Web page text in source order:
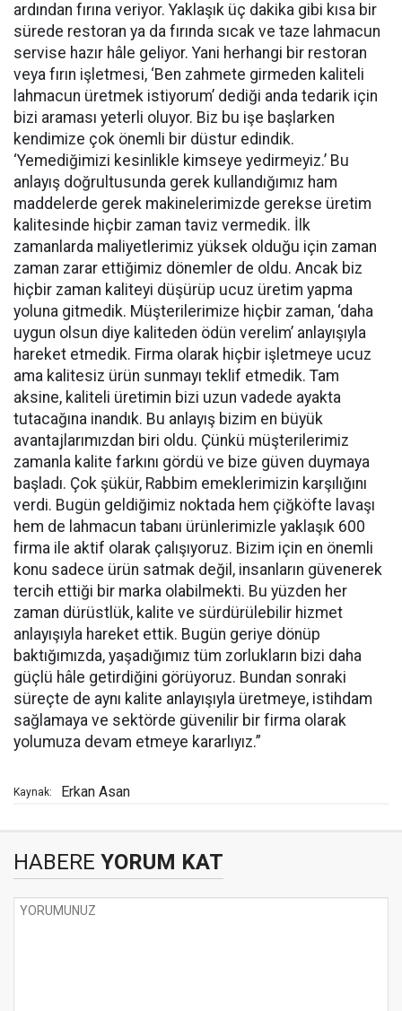
ardından fırına veriyor. Yaklaşık üç dakika gibi kısa bir
sürede restoran ya da fırında sıcak ve taze lahmacun
servise hazır hâle geliyor. Yani herhangi bir restoran
veya fırın işletmesi, ‘Ben zahmete girmeden kaliteli
lahmacun üretmek istiyorum’ dediği anda tedarik için
bizi araması yeterli oluyor. Biz bu işe başlarken
kendimize çok önemli bir düstur edindik.
‘Yemediğimizi kesinlikle kimseye yedirmeyiz.’ Bu
anlayış doğrultusunda gerek kullandığımız ham
maddelerde gerek makinelerimizde gerekse üretim
kalitesinde hiçbir zaman taviz vermedik. İlk
zamanlarda maliyetlerimiz yüksek olduğu için zaman
zaman zarar ettiğimiz dönemler de oldu. Ancak biz
hiçbir zaman kaliteyi düşürüp ucuz üretim yapma
yoluna gitmedik. Müşterilerimize hiçbir zaman, ‘daha
uygun olsun diye kaliteden ödün verelim’ anlayışıyla
hareket etmedik. Firma olarak hiçbir işletmeye ucuz
ama kalitesiz ürün sunmayı teklif etmedik. Tam
aksine, kaliteli üretimin bizi uzun vadede ayakta
tutacağına inandık. Bu anlayış bizim en büyük
avantajlarımızdan biri oldu. Çünkü müşterilerimiz
zamanla kalite farkını gördü ve bize güven duymaya
başladı. Çok şükür, Rabbim emeklerimizin karşılığını
verdi. Bugün geldiğimiz noktada hem çiğköfte lavaşı
hem de lahmacun tabanı ürünlerimizle yaklaşık 600
firma ile aktif olarak çalışıyoruz. Bizim için en önemli
konu sadece ürün satmak değil, insanların güvenerek
tercih ettiği bir marka olabilmekti. Bu yüzden her
zaman dürüstlük, kalite ve sürdürülebilir hizmet
anlayışıyla hareket ettik. Bugün geriye dönüp
baktığımızda, yaşadığımız tüm zorlukların bizi daha
güçlü hâle getirdiğini görüyoruz. Bundan sonraki
süreçte de aynı kalite anlayışıyla üretmeye, istihdam
sağlamaya ve sektörde güvenilir bir firma olarak
yolumuza devam etmeye kararlıyız.”
Kaynak: Erkan Asan
HABERE YORUM KAT